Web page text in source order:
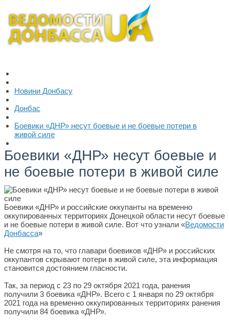
Новини Донбасу
Донбас
Боевики «ДНР» несут боевые и не боевые потери в
живой силе
Боевики «ДНР» несут боевые и
не боевые потери в живой силе
Боевики «ДНР» и российские оккупанты на временно
оккупированных территориях Донецкой области несут боевые
и не боевые потери в живой силе. Вот что узнали «Ведомости
Донбасса»
Не смотря на то, что главари боевиков «ДНР» и российских
оккупантов скрывают потери в живой силе, эта информация
становится достоянием гласности.
Так, за период с 23 по 29 октября 2021 года, ранения
получили 3 боевика «ДНР». Всего с 1 января по 29 октября
2021 года на временно оккупированных территориях ранения
получили 84 боевика «ДНР».